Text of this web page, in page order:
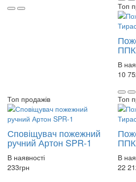
Топ
В
10
Топ продажів
Сповіщувач пожежний
ручний Артон SPR-1
В наявності
233грн
Топ
В
22